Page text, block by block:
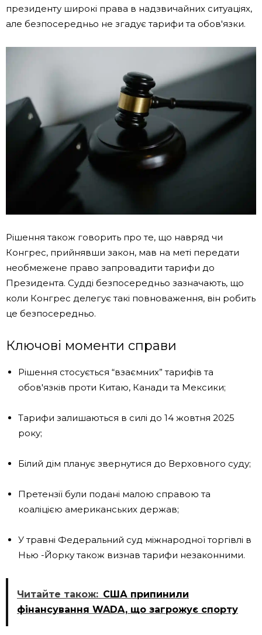
президенту широкі права в надзвичайних ситуаціях,
але безпосередньо не згадує тарифи та обов'язки.
Рішення також говорить про те, що навряд чи
Конгрес, прийнявши закон, мав на меті передати
необмежене право запровадити тарифи до
Президента. Судді безпосередньо зазначають, що
коли Конгрес делегує такі повноваження, він робить
це безпосередньо.
Ключові моменти справи
Рішення стосується “взаємних” тарифів та
обов'язків проти Китаю, Канади та Мексики;
Тарифи залишаються в силі до 14 жовтня 2025
року;
Білий дім планує звернутися до Верховного суду;
Претензії були подані малою справою та
коаліцією американських держав;
У травні Федеральний суд міжнародної торгівлі в
Нью -Йорку також визнав тарифи незаконними.
Читайте також: США припинили
фінансування WADA, що загрожує спорту